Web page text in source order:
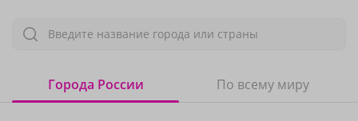
Введите название города или страны
Города России По всему миру